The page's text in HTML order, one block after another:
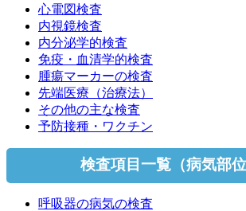
心電図検査
内視鏡検査
内分泌学的検査
免疫・血清学的検査
腫瘍マーカーの検査
先端医療（治療法）
その他の主な検査
予防接種・ワクチン
検査項目一覧（病気部位
呼吸器の病気の検査